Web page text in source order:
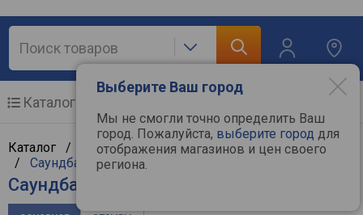
Выберите Ваш город
Мы не смогли точно определить Ваш
город. Пожалуйста, выберите город для
отображения магазинов и цен своего
региона.
Каталог
Каталог / Аудиотехника/Hi-Fi и Hi-End компоненты
/ Саундбары/Samsung
Саундбар Samsung HW-B650